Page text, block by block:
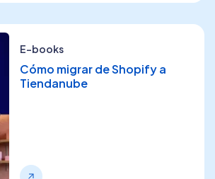
E-books
Cómo migrar de Shopify a
Tiendanube